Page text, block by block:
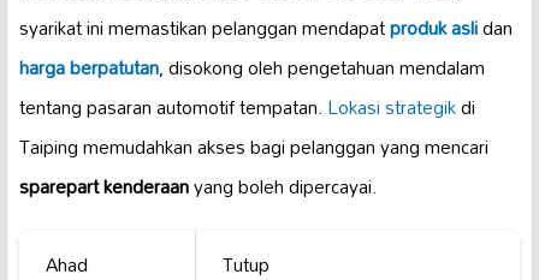
syarikat ini memastikan pelanggan mendapatproduk aslidan
harga berpatutan, disokong oleh pengetahuan mendalam
tentang pasaran automotif tempatan.Lokasi strategikdi
Taiping memudahkan akses bagi pelanggan yang mencari
sparepart kenderaanyang boleh dipercayai.
Ahad
Tutup